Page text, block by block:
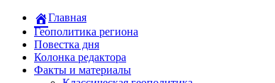
Главная
Геополитика региона
Повестка дня
Колонка редактора
Факты и материалы